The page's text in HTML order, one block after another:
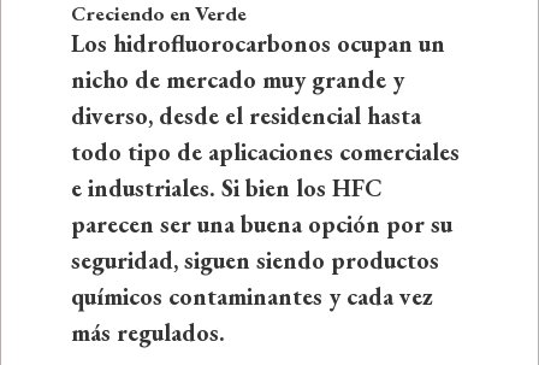
Creciendo en Verde
Los hidrofluorocarbonos ocupan un
nicho de mercado muy grande y
diverso, desde el residencial hasta
todo tipo de aplicaciones comerciales
e industriales. Si bien los HFC
parecen ser una buena opción por su
seguridad, siguen siendo productos
químicos contaminantes y cada vez
más regulados.